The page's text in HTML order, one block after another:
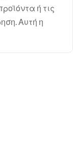
ή τις
Αυτή η